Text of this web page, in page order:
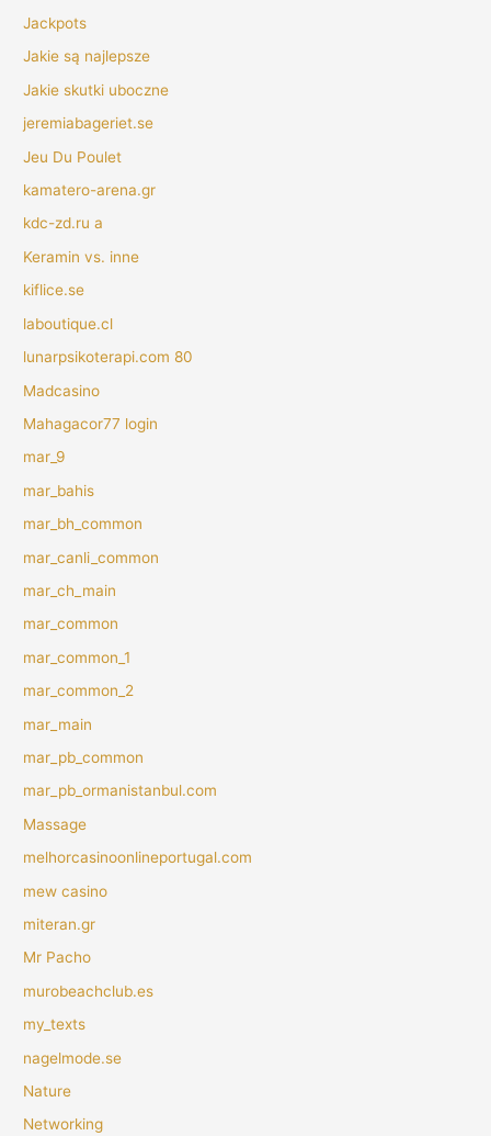
Jackpots
Jakie są najlepsze
Jakie skutki uboczne
jeremiabageriet.se
Jeu Du Poulet
kamatero-arena.gr
kdc-zd.ru a
Keramin vs. inne
kiflice.se
laboutique.cl
lunarpsikoterapi.com 80
Madcasino
Mahagacor77 login
mar_9
mar_bahis
mar_bh_common
mar_canli_common
mar_ch_main
mar_common
mar_common_1
mar_common_2
mar_main
mar_pb_common
mar_pb_ormanistanbul.com
Massage
melhorcasinoonlineportugal.com
mew casino
miteran.gr
Mr Pacho
murobeachclub.es
my_texts
nagelmode.se
Nature
Networking